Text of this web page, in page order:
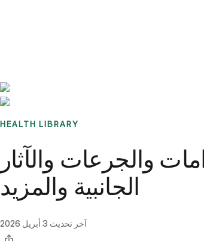
HEALTH LIBRARY
والجرعات والآثار
الجانبية والمزيد
آخر تحديث 3 أبريل 2026